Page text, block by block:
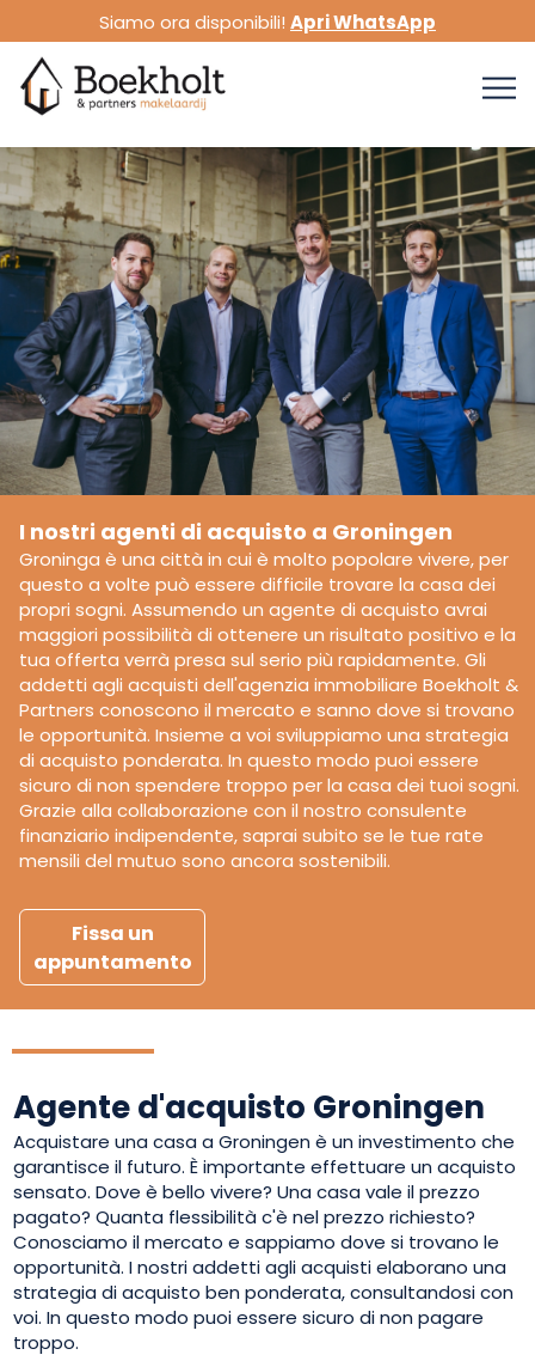
Siamo ora disponibili! Apri WhatsApp
I nostri agenti di acquisto a Groningen
Groninga è una città in cui è molto popolare vivere, per
questo a volte può essere difficile trovare la casa dei
propri sogni. Assumendo un agente di acquisto avrai
maggiori possibilità di ottenere un risultato positivo e la
tua offerta verrà presa sul serio più rapidamente. Gli
addetti agli acquisti dell'agenzia immobiliare Boekholt &
Partners conoscono il mercato e sanno dove si trovano
le opportunità. Insieme a voi sviluppiamo una strategia
di acquisto ponderata. In questo modo puoi essere
sicuro di non spendere troppo per la casa dei tuoi sogni.
Grazie alla collaborazione con il nostro consulente
finanziario indipendente, saprai subito se le tue rate
mensili del mutuo sono ancora sostenibili.
Fissa un
appuntamento
Agente d'acquisto Groningen
Acquistare una casa a Groningen è un investimento che
garantisce il futuro. È importante effettuare un acquisto
sensato. Dove è bello vivere? Una casa vale il prezzo
pagato? Quanta flessibilità c'è nel prezzo richiesto?
Conosciamo il mercato e sappiamo dove si trovano le
opportunità. I nostri addetti agli acquisti elaborano una
strategia di acquisto ben ponderata, consultandosi con
voi. In questo modo puoi essere sicuro di non pagare
troppo.